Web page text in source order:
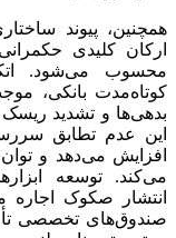
همچنین، پیوند
ارکان کلیدی
محسوب می‌شود.
کوتاه‌مدت بانکی،
بدهی‌ها و تشدید
این عدم تطابق
افزایش می‌دهد و
می‌کند. توسعه
انتشار صکوک اجاره
صندوق‌های تخصصی